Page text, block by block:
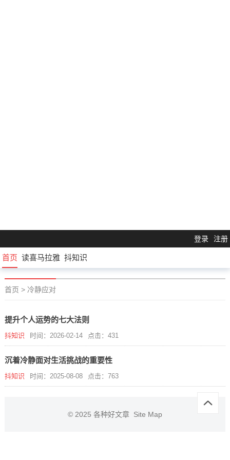
登录 注册
首页 读喜马拉雅 抖知识
首页 > 冷静应对
提升个人运势的七大法则
抖知识 时间：2026-02-14 点击：431
沉着冷静面对生活挑战的重要性
抖知识 时间：2025-08-08 点击：763
© 2025 各种好文章 Site Map